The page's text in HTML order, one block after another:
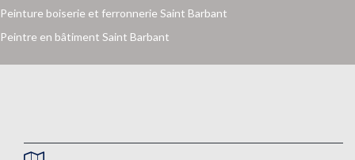
Peinture boiserie et ferronnerie Saint Barbant
Peintre en bâtiment Saint Barbant